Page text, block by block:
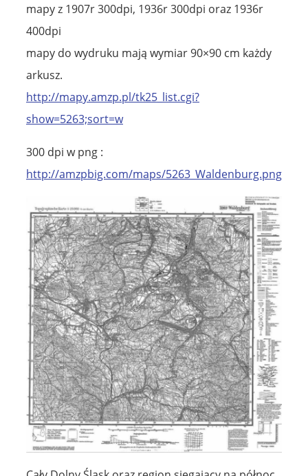
mapy z 1907r 300dpi, 1936r 300dpi oraz 1936r
400dpi
mapy do wydruku mają wymiar 90×90 cm każdy
arkusz.
http://mapy.amzp.pl/tk25_list.cgi?
show=5263;sort=w
300 dpi w png :
http://amzpbig.com/maps/5263_Waldenburg.png